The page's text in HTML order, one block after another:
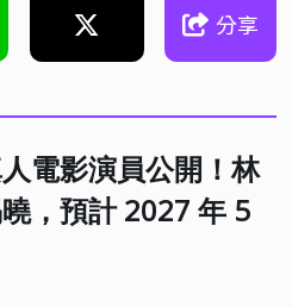
分享
電影演員公開！林
，預計 2027 年 5